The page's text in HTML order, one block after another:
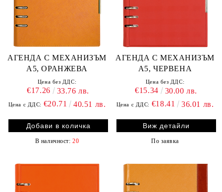
АГЕНДА С МЕХАНИЗЪМ
А5, ОРАНЖЕВА
Цена без ДДС:
€17.26 33.76 лв.
Цена с ДДС: €20.71 40.51 лв.
В наличност:20
АГЕНДА С МЕХАНИЗЪМ
А5, ЧЕРВЕНА
Цена без ДДС:
€15.34 30.00 лв.
Цена с ДДС: €18.41 36.01 лв.
Виж детайли
По заявка